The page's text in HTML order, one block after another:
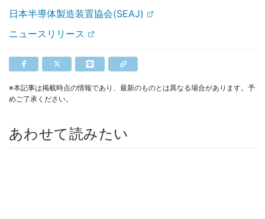
日本半導体製造装置協会(SEAJ)
ニュースリリース
※本記事は掲載時点の情報であり、最新のものとは異なる場合があります。予
めご了承ください。
あわせて読みたい